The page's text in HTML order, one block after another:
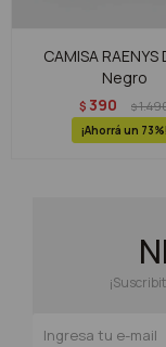
CAMISA RAENYS
Negro
$ 390 $
73